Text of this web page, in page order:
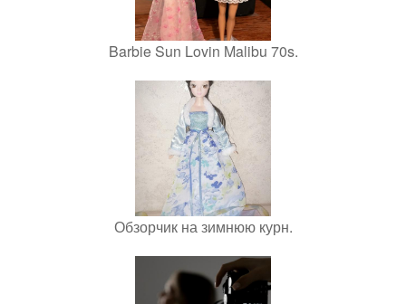
Barbie Sun Lovin Malibu 70s.
Обзорчик на зимнюю курн.